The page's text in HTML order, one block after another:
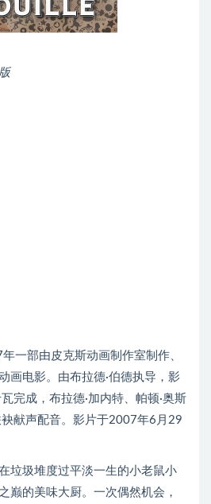
一部由皮克斯动画制作室制作、
画电影。由布拉德·伯德执导，影
完成，布拉德·加内特、帕顿·奥斯
袂献声配音。影片于2007年6月29
垃圾堆度过平淡一生的小老鼠小
巅的美味大厨。一次偶然机会，